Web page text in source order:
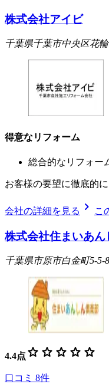
株式会社アイビ
千葉県千葉市中央区花輪
得意なリフォーム
総合的なリフォー
お客様の要望に徹底的に
会社の詳細を見る chevron_right こ
株式会社住まいあん
千葉県市原市白金町5-5-8
4.4点 star star star star star
口コミ 8件